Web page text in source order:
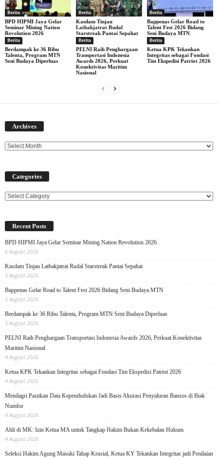
Berita
BPD HIPMI Jaya Gelar
Seminar Mining Nation
Revolution 2026
Berita
Kasdam Tinjau
Latbakjatrat Rudal
Starstreak Pantai Sepahat
Berita
Bappenas Gelar Road to
Talent Fest 2026 Bidang
Seni Budaya MTN
Berita
Berdampak ke 36 Ribu
Talenta, Program MTN
Seni Budaya Diperluas
Berita
PELNI Raih Penghargaan
Transportasi Indonesia
Awards 2026, Perkuat
Konektivitas Maritim
Nasional
Berita
Ketua KPK Tekankan
Integritas sebagai Fondasi
Tim Ekspedisi Patriot 2026
Archives
Categories
Categories
Recent Posts
BPD HIPMI Jaya Gelar Seminar Mining Nation Revolution 2026
6 August 2026
Kasdam Tinjau Latbakjatrat Rudal Starstreak Pantai Sepahat
5 August 2026
Bappenas Gelar Road to Talent Fest 2026 Bidang Seni Budaya MTN
5 August 2026
Berdampak ke 36 Ribu Talenta, Program MTN Seni Budaya Diperluas
5 August 2026
PELNI Raih Penghargaan Transportasi Indonesia Awards 2026, Perkuat Konektivitas
Maritim Nasional
4 August 2026
Ketua KPK Tekankan Integritas sebagai Fondasi Tim Ekspedisi Patriot 2026
4 August 2026
Mendagri Pastikan Data Kependudukan Jadi Basis Akurasi Penyaluran Bansos di Biak
Numfor
4 August 2026
Ahli di MK: Izin Ketua MA untuk Tangkap Hakim Bukan Kekebalan Hukum
4 August 2026
Seleksi Hakim Agung Masuki Tahap Krusial, Ketua KY Tekankan Integritas jadi Penilaian